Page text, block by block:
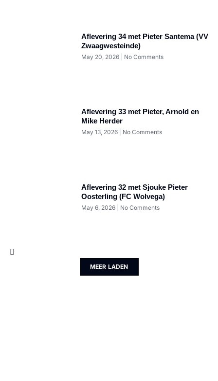
Aflevering 34 met Pieter Santema (VV
Zwaagwesteinde)
May 20, 2026 No Comments
Aflevering 33 met Pieter, Arnold en
Mike Herder
May 13, 2026 No Comments
Aflevering 32 met Sjouke Pieter
Oosterling (FC Wolvega)
May 6, 2026 No Comments
MEER LADEN